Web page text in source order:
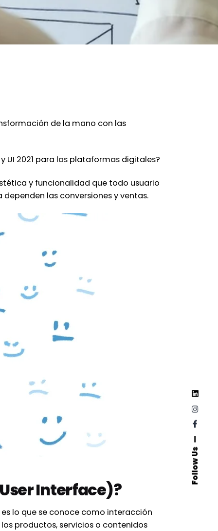
Follow Us
de la mano con las
UI 2021 para las plataformas digitales?
y funcionalidad que todo usuario
las conversiones y ventas.
Interface)?
es lo que se conoce como interacción
productos, servicios o contenidos